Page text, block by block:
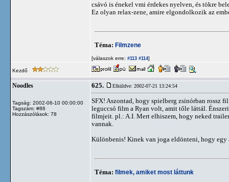
csávó is énekel vmi érdekes nyelven, és tökre
Ez olyan relax-zene, amire elgondolkozik az
Téma: Filmzene
[válaszok erre: #113 #114]
Kezdő
Noodles
Tagság: 2002-06-10 00:00:00
Tagszám: #86
Hozzászólások: 78
625. Elküldve: 2002-07-21 13:24:54
SFX! Aszontad, hogy spielberg zsinórban rossz
leguccsó film a Ryan volt, amit tőle láttál.
filmjeit. pl.: A.I. Mert elhiszem, hogy neked
vannak.
Különbenis! Kinek van joga eldönteni, hogy egy
Téma: filmek, amiket most láttunk